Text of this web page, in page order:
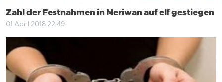
Zahl der Festnahmen in Meriwan auf elf gestiegen
01 April 2018 22:49